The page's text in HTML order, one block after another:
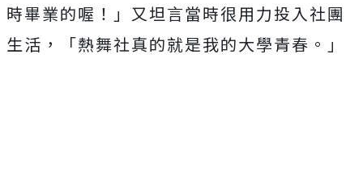
時畢業的喔！」 又坦言當時很用力投入社團
生活，「熱舞社真的就是我的大學青春。 」